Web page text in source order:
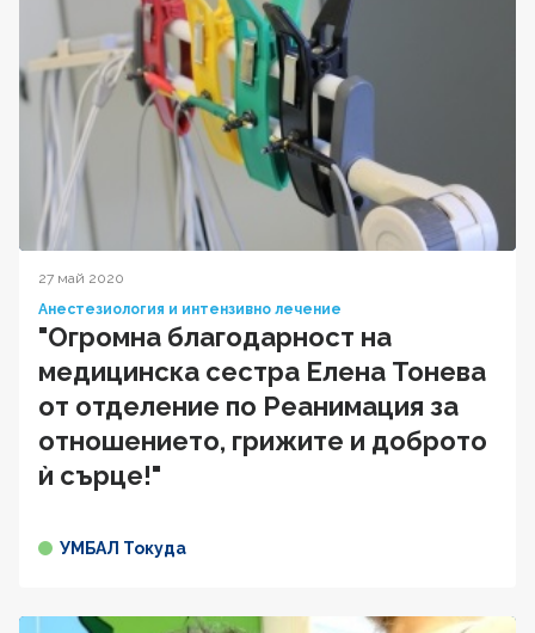
27 май 2020
Анестезиология и интензивно лечение
"Огромна благодарност на
медицинска сестра Елена Тонева
от отделение по Реанимация за
отношението, грижите и доброто
ѝ сърце!"
УМБАЛ Токуда